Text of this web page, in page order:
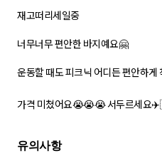
재고떠리세일중
너무너무 편안한 바지예요🤗
운동할 때도 피크닉 어디든 편안하
가격 미쳤어요😭😭😭 서두르세
유의사항